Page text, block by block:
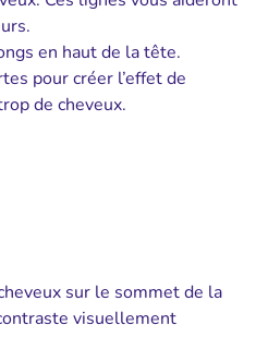
en haut de la tête.
pour créer l’effet de
de cheveux.
sur le sommet de la
visuellement